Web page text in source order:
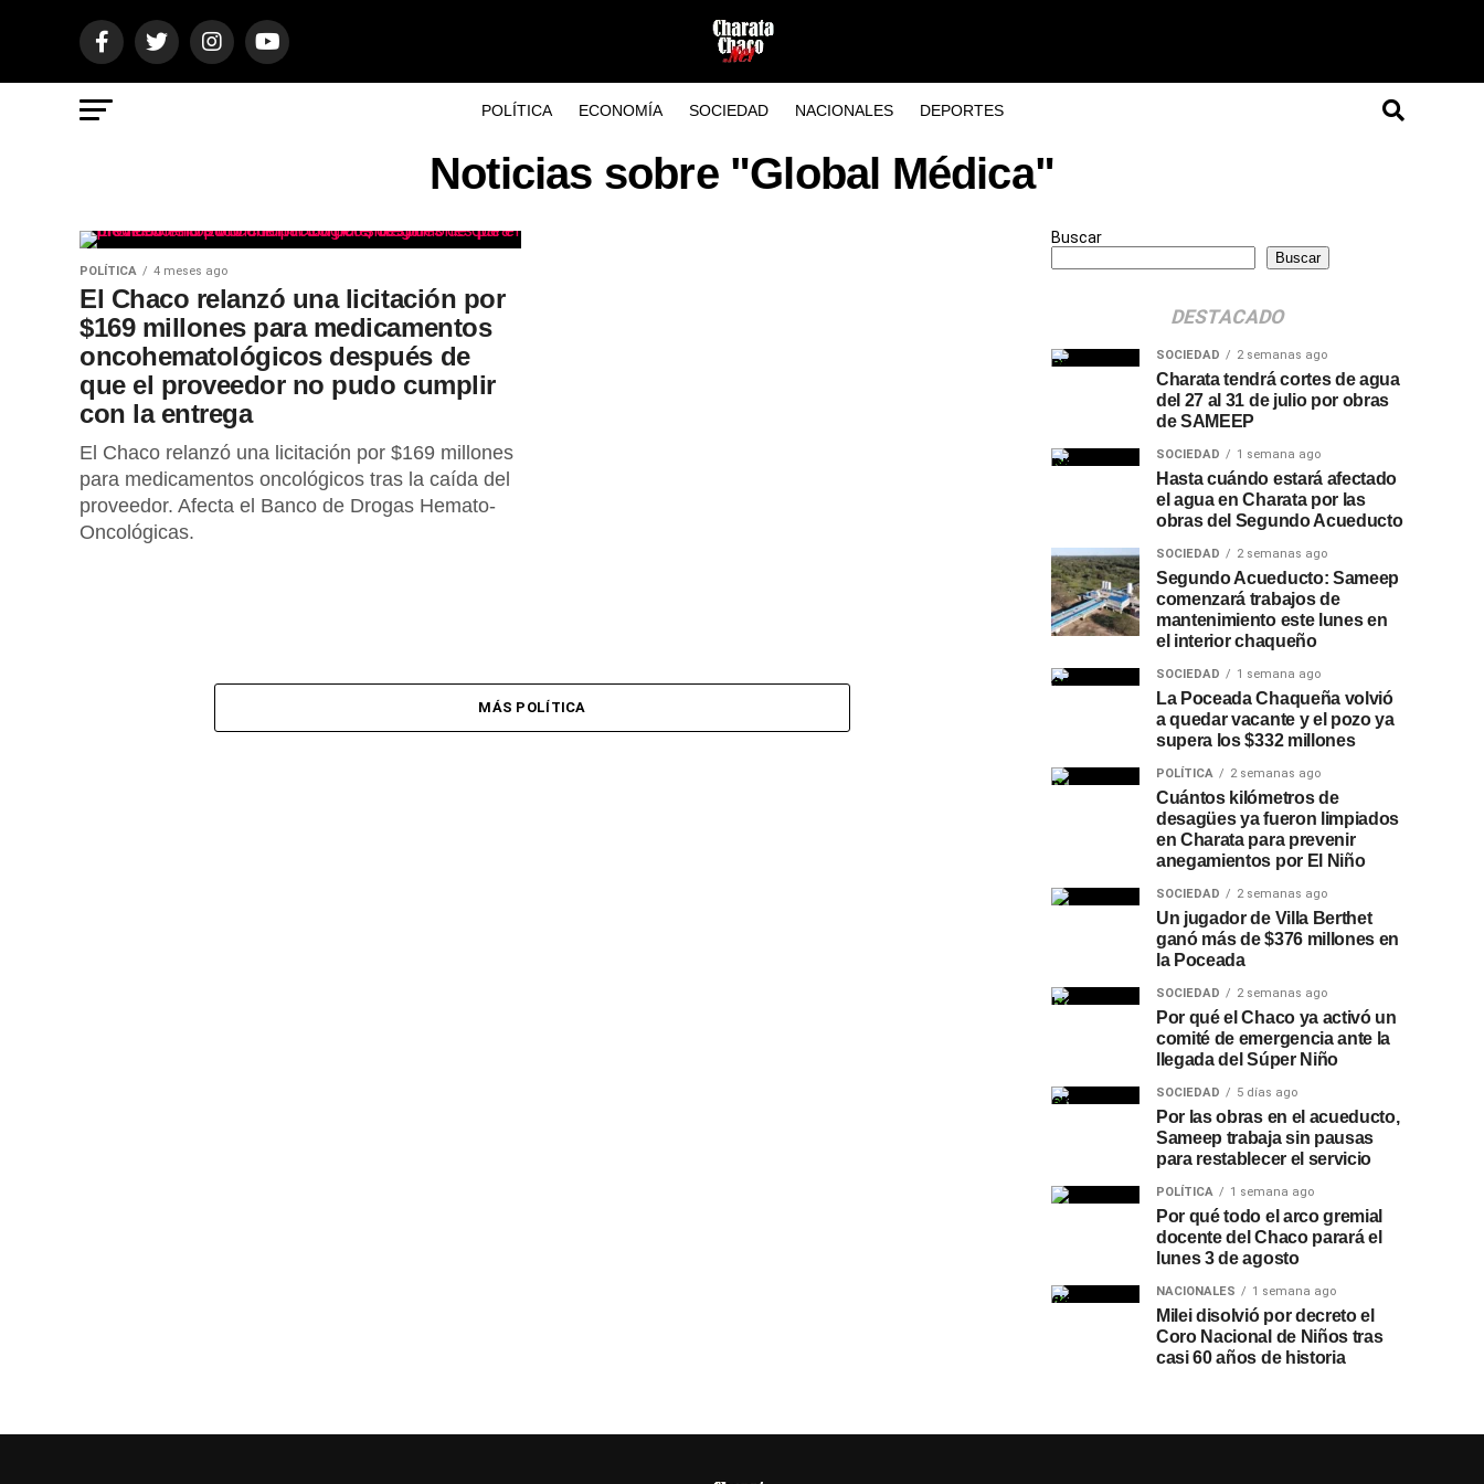
POLÍTICA ECONOMÍA SOCIEDAD NACIONALES DEPORTES
Noticias sobre "Global Médica"
POLÍTICA 4 meses ago
El Chaco relanzó una licitación por
$169 millones para medicamentos
oncohematológicos después de
que el proveedor no pudo cumplir
con la entrega
El Chaco relanzó una licitación por $169 millones
para medicamentos oncológicos tras la caída del
proveedor. Afecta el Banco de Drogas Hemato-
Oncológicas.
MÁS POLÍTICA
Buscar
Buscar
DESTACADO
SOCIEDAD 2 semanas ago
Charata tendrá cortes de agua
del 27 al 31 de julio por obras
de SAMEEP
SOCIEDAD 1 semana ago
Hasta cuándo estará afectado
el agua en Charata por las
obras del Segundo Acueducto
SOCIEDAD 2 semanas ago
Segundo Acueducto: Sameep
comenzará trabajos de
mantenimiento este lunes en
el interior chaqueño
SOCIEDAD 1 semana ago
La Poceada Chaqueña volvió
a quedar vacante y el pozo ya
supera los $332 millones
POLÍTICA 2 semanas ago
Cuántos kilómetros de
desagües ya fueron limpiados
en Charata para prevenir
anegamientos por El Niño
SOCIEDAD 2 semanas ago
Un jugador de Villa Berthet
ganó más de $376 millones en
la Poceada
SOCIEDAD 2 semanas ago
Por qué el Chaco ya activó un
comité de emergencia ante la
llegada del Súper Niño
SOCIEDAD 5 días ago
Por las obras en el acueducto,
Sameep trabaja sin pausas
para restablecer el servicio
POLÍTICA 1 semana ago
Por qué todo el arco gremial
docente del Chaco parará el
lunes 3 de agosto
NACIONALES 1 semana ago
Milei disolvió por decreto el
Coro Nacional de Niños tras
casi 60 años de historia